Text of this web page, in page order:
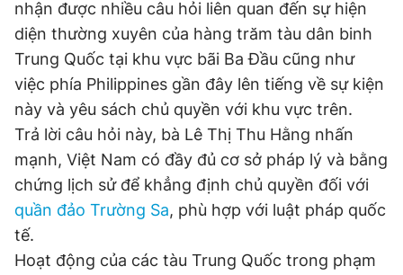
nhận được nhiều câu hỏi liên quan đến sự hiện
diện thường xuyên của hàng trăm tàu dân binh
Trung Quốc tại khu vực bãi Ba Đầu cũng như
việc phía Philippines gần đây lên tiếng về sự kiện
này và yêu sách chủ quyền với khu vực trên.
Trả lời câu hỏi này, bà Lê Thị Thu Hằng nhấn
mạnh, Việt Nam có đầy đủ cơ sở pháp lý và bằng
chứng lịch sử để khẳng định chủ quyền đối với
quần đảo Trường Sa, phù hợp với luật pháp quốc
tế.
Hoạt động của các tàu Trung Quốc trong phạm